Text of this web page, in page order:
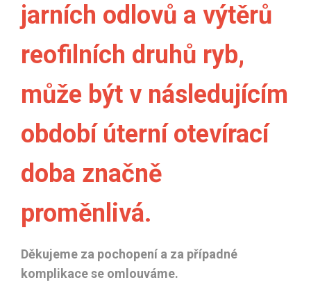
jarních odlovů a výtěrů
reofilních druhů ryb,
může být v následujícím
období úterní otevírací
doba značně
proměnlivá.
Děkujeme za pochopení a za případné
komplikace se omlouváme.